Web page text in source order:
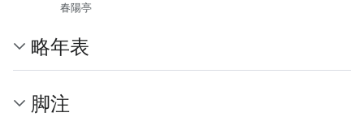
春陽亭
略年表
脚注